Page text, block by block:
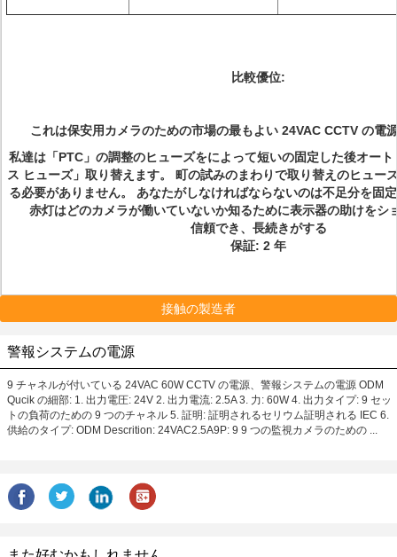
比較優位:
これは保安用カメラのための市場の最もよい 24VAC CCTV の電
私達は「PTC」の調整のヒューズをによって短いの固定した後オー
ス ヒューズ」取り替えます。 町の試みのまわりで取り替えのヒュー
る必要がありません。 あなたがしなければならないのは不足分を固
赤灯はどのカメラが働いていないか知るために表示器の助けをシ
信頼でき、長続きがする
保証: 2 年
接触の製造者
警報システムの電源
9 チャネルが付いている 24VAC 60W CCTV の電源、警報システムの電源 ODM
Qucik の細部: 1. 出力電圧: 24V 2. 出力電流: 2.5A 3. 力: 60W 4. 出力タイプ: 9 セッ
トの負荷のための 9 つのチャネル 5. 証明: 証明されるセリウム証明される IEC 6.
供給のタイプ: ODM Descrition: 24VAC2.5A9P: 9 9 つの監視カメラのための ...